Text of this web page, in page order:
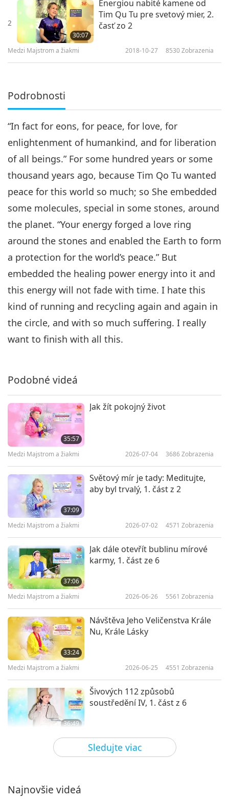
2
30:07
Energiou nabité kamene od
Tim Qu Tu pre svetový mier, 2.
časť zo 2
Medzi Majstrom a žiakmi 2018-10-27 8530Zobrazenia
Podrobnosti
“In fact for eons, for peace, for love, for
enlightenment of humankind, and for liberation
of all beings.” For some hundred years or some
thousand years ago, because Tim Qo Tu wanted
peace for this world so much; so She embedded
some molecules, special in some stones, around
the planet. “Your energy forged a love ring
around the stones and enabled the Earth to form
a protection for the world’s peace.” But
embedded the healing power energy into it and
this energy will not fade with time. I hate this
kind of running and recycling again and again in
the circle, and with so much suffering. I really
want to finish with all this.
Sledujte viac
Podobné videá
35:57
Jak žít pokojný život
Medzi Majstrom a žiakmi 2026-07-04 3686Zobrazenia
37:09
Světový mír je tady: Meditujte,
aby byl trvalý, 1. část z 2
Medzi Majstrom a žiakmi 2026-07-02 4571 Zobrazenia
37:06
Jak dále otevřít bublinu mírové
karmy, 1. část ze 6
Medzi Majstrom a žiakmi 2026-06-26 5561 Zobrazenia
33:24
Návštěva Jeho Veličenstva Krále
Nu, Krále Lásky
Medzi Majstrom a žiakmi 2026-06-25 4551 Zobrazenia
36:49
Šivových 112 způsobů
soustředění IV, 1. část z 6
Medzi Majstrom a žiakmi 2026-06-19 4403
33:21
Najnovšie videá